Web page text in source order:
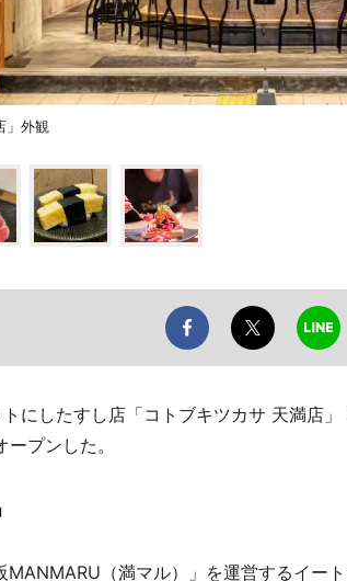
」外観
にしたすし店「コトブキツカサ 天満店
プンした。
（満マル）」を運営するイー